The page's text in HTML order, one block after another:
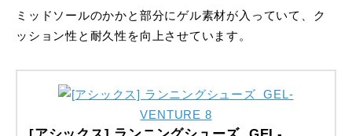
ミッドソールのかかと部分にゲル素材が入っていて、ク
ッション性と耐久性を向上させています。